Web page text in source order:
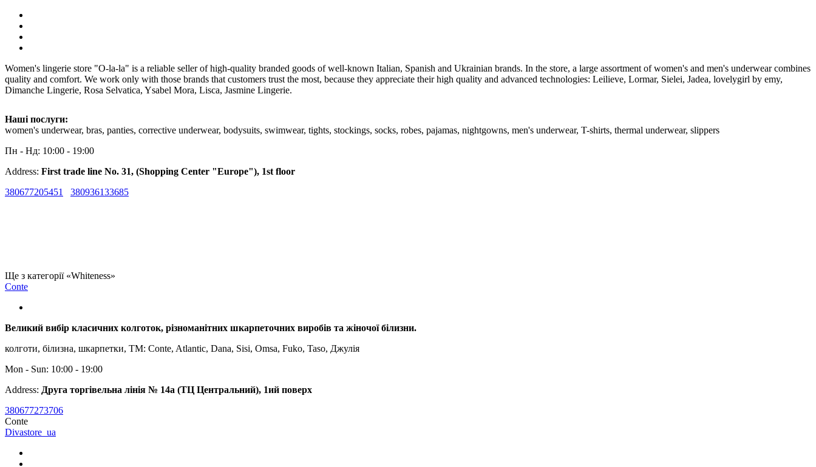
Women's lingerie store "O-la-la" is a reliable seller of high-quality branded goods of well-known Italian, Spanish and Ukrainian brands. In the store, a large assortment of women's and men's underwear combines
quality and comfort. We work only with those brands that customers trust the most, because they appreciate their high quality and advanced technologies: Leilieve, Lormar, Sielei, Jadea, lovelygirl by emy,
Dimanche Lingerie, Rosa Selvatica, Ysabel Mora, Lisca, Jasmine Lingerie.
Наші послуги:
women's underwear, bras, panties, corrective underwear, bodysuits, swimwear, tights, stockings, socks, robes, pajamas, nightgowns, men's underwear, T-shirts, thermal underwear, slippers
Пн - Нд: 10:00 - 19:00
Address: First trade line No. 31, (Shopping Center "Europe"), 1st floor
380677205451
380936133685
Ще з категорії «Whiteness»
Conte
Великий вибір класичних колготок, різноманітних шкарпеточних виробів та жіночої білизни.
колготи, білизна, шкарпетки, ТМ: Conte, Atlantic, Dana, Sisi, Omsa, Fuko, Taso, Джулія
Mon - Sun: 10:00 - 19:00
Address: Друга торгівельна лінія № 14а (ТЦ Центральний), 1ий поверх
380677273706
Conte
Divastore_ua